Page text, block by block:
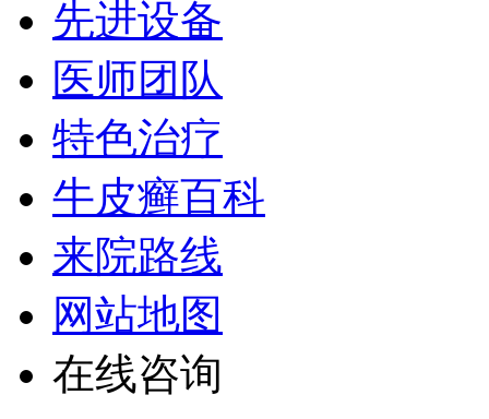
先进设备
医师团队
特色治疗
牛皮癣百科
来院路线
网站地图
在线咨询